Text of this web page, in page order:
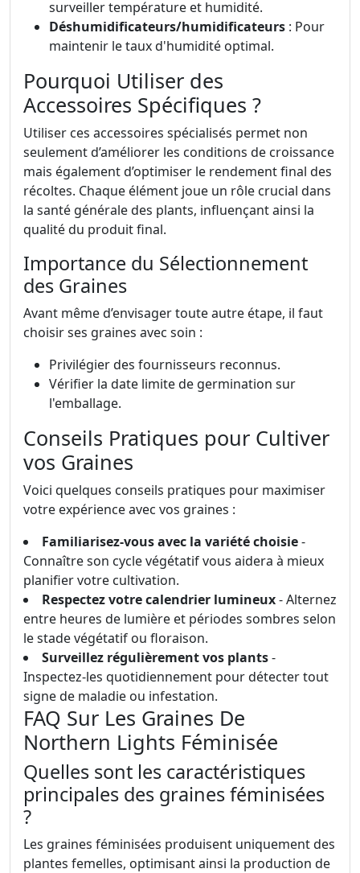
surveiller température et humidité.
Déshumidificateurs/humidificateurs : Pour
maintenir le taux d'humidité optimal.
Pourquoi Utiliser des
Accessoires Spécifiques ?
Utiliser ces accessoires spécialisés permet non
seulement d’améliorer les conditions de croissance
mais également d’optimiser le rendement final des
récoltes. Chaque élément joue un rôle crucial dans
la santé générale des plants, influençant ainsi la
qualité du produit final.
Importance du Sélectionnement
des Graines
Avant même d’envisager toute autre étape, il faut
choisir ses graines avec soin :
Privilégier des fournisseurs reconnus.
Vérifier la date limite de germination sur
l'emballage.
Conseils Pratiques pour Cultiver
vos Graines
Voici quelques conseils pratiques pour maximiser
votre expérience avec vos graines :
Familiarisez-vous avec la variété choisie-
Connaître son cycle végétatif vous aidera à mieux
planifier votre cultivation.
Respectez votre calendrier lumineux- Alternez
entre heures de lumière et périodes sombres selon
le stade végétatif ou floraison.
Surveillez régulièrement vos plants-
Inspectez-les quotidiennement pour détecter tout
signe de maladie ou infestation.
FAQ Sur Les Graines De
Northern Lights Féminisée
Quelles sont les caractéristiques
principales des graines féminisées
?
Les graines féminisées produisent uniquement des
plantes femelles, optimisant ainsi la production de